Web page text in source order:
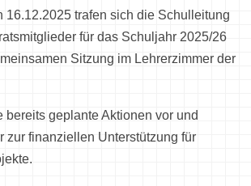
16.12.2025 trafen sich die Schulleitung
für das Schuljahr 2025/26
Sitzung im Lehrerzimmer der
bereits geplante Aktionen vor und
zur finanziellen Unterstützung für